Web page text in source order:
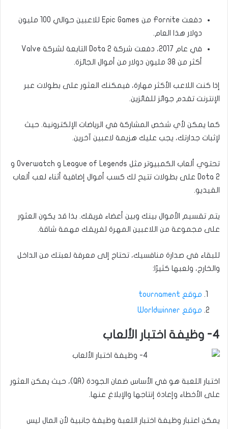
دفعت Fornite من Epic Games للاعبين حوالي 100 مليون
دولار هذا العام.
في عام 2017، دفعت شركة Dota 2 التابعة لشركة Valve
أكثر من 38 مليون دولار من أموال الجائزة.
إذا كنت اللاعب الأكثر مهارة، فيمكنك العثور على بطولات عبر
الإنترنت تقدم جوائز للفائزين.
كما يمكن لأي شخص المشاركة في الرياضات الإلكترونية. حيث
لإثبات جدارتك، يجب عليك هزيمة لاعبين آخرين.
تحتوي ألعاب الكمبيوتر مثل League of Legends و Overwatch و
Dota 2 على بطولات تتيح لك كسب أموال إضافية أثناء لعب ألعاب
الفيديو.
يتم تقسيم الأموال بينك وبين أعضاء فريقك. بذا قد يكون العثور
على مجموعة من اللاعبين المهرة لفريقك مهمة شاقة.
للبقاء في صدارة منافسيك، تحتاج إلى معرفة لعبتك من الداخل
والخارج، ولعبها كثيرًا:
موقع tournament
موقع Worldwinner
4- وظيفة اختبار الألعاب
اختبار اللعبة هو في الأساس ضمان الجودة (QA)، حيث يمكن العثور
على الأخطاء وإعادة إنتاجها والإبلاغ عنها.
يمكن اعتبار وظيفة اختبار اللعبة وظيفة جانبية لأن المال ليس